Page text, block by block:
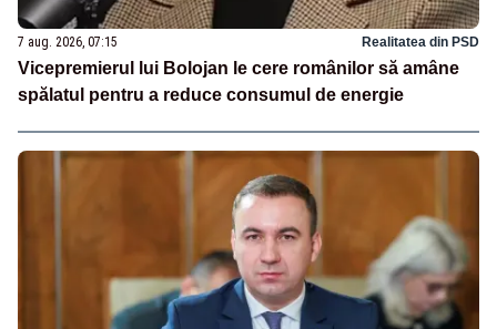
7 aug. 2026, 07:15 Realitatea din PSD
Vicepremierul lui Bolojan le cere românilor să amâne
spălatul pentru a reduce consumul de energie